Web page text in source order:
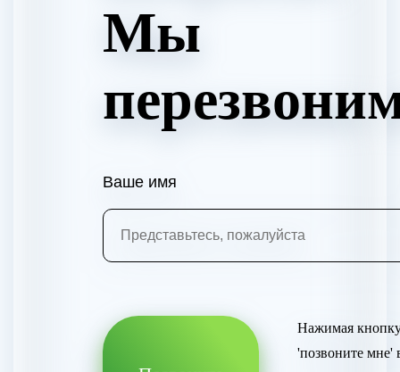
Мы
Ваше имя
Нажимая
'позвоните мне'